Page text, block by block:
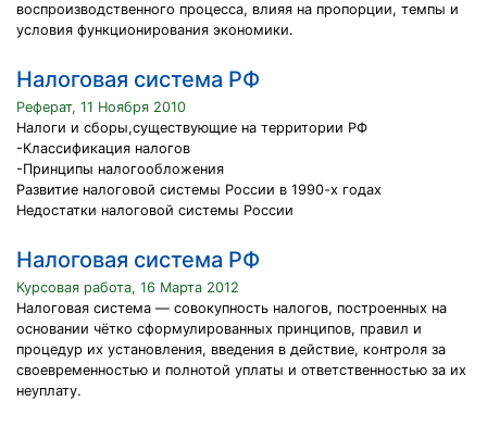
воспроизводственного процесса, влияя на пропорции, темпы и
условия функционирования экономики.
Налоговая система РФ
Реферат, 11 Ноября 2010
Налоги и сборы,существующие на территории РФ
-Классификация налогов
-Принципы налогообложения
Развитие налоговой системы России в 1990-х годах
Недостатки налоговой системы России
Налоговая система РФ
Курсовая работа, 16 Марта 2012
Налоговая система — совокупность налогов, построенных на
основании чётко сформулированных принципов, правил и
процедур их установления, введения в действие, контроля за
своевременностью и полнотой уплаты и ответственностью за их
неуплату.